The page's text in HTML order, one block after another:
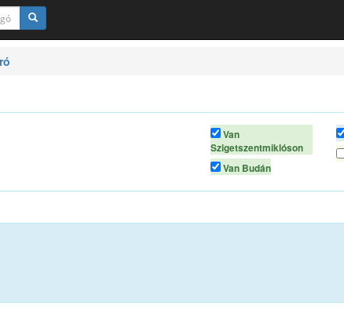
Van
Szigetszentmiklóson
Van Budán